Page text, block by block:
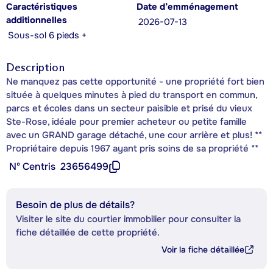
Caractéristiques
additionnelles
Sous-sol 6 pieds +
Date d’emménagement
2026-07-13
Description
Ne manquez pas cette opportunité - une propriété fort bien
située à quelques minutes à pied du transport en commun,
parcs et écoles dans un secteur paisible et prisé du vieux
Ste-Rose, idéale pour premier acheteur ou petite famille
avec un GRAND garage détaché, une cour arrière et plus! **
Propriétaire depuis 1967 ayant pris soins de sa propriété **
Nº Centris 23656499
Besoin de plus de détails?
Visiter le site du courtier immobilier pour consulter la
fiche détaillée de cette propriété.
Voir la fiche détaillée